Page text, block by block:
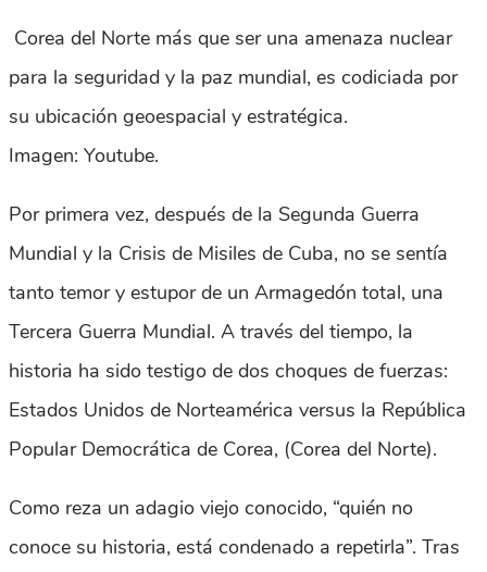
Corea del Norte más que ser una amenaza nuclear
para la seguridad y la paz mundial, es codiciada por
su ubicación geoespacial y estratégica.
Imagen: Youtube.
Por primera vez, después de la Segunda Guerra
Mundial y la Crisis de Misiles de Cuba, no se sentía
tanto temor y estupor de un Armagedón total, una
Tercera Guerra Mundial. A través del tiempo, la
historia ha sido testigo de dos choques de fuerzas:
Estados Unidos de Norteamérica versus la República
Popular Democrática de Corea, (Corea del Norte).
Como reza un adagio viejo conocido, “quién no
conoce su historia, está condenado a repetirla”. Tras